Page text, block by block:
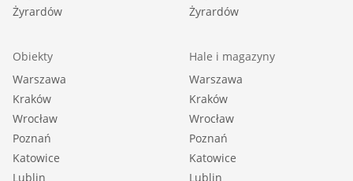
Żyrardów
Żyrardów
Obiekty
Warszawa
Kraków
Wrocław
Poznań
Katowice
Lublin
Hale i magazyny
Warszawa
Kraków
Wrocław
Poznań
Katowice
Lublin